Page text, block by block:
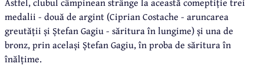
medalii - două de argint (Ciprian Costache - aruncarea
greutății și Ștefan Gagiu - săritura în lungime) și una de
bronz, prin același Ștefan Gagiu, în proba de săritura în
înălțime.